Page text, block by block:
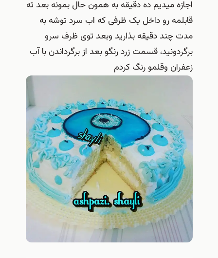
اجازه میدیم ده دقیقه به همون حال بمونه بعد ته
قابلمه رو داخل یک ظرفی که اب سرد توشه به
مدت چند دقیقه بذارید وبعد توی ظرف سرو
برگردونید، قسمت زرد رنگو بعد از برگرداندن با آب
زعفران وقلمو رنگ کردم